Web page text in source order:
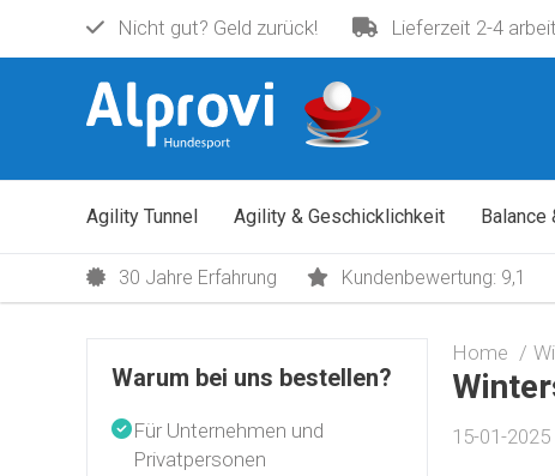
Nicht gut? Geld zurück! Lieferzeit 2-4
Agility Tunnel Agility & Geschicklichkeit Balance
30 Jahre Erfahrung Kundenbewertung: 9,1
Home
15-01-
Warum bei uns bestellen?
Für Unternehmen und
Privatpersonen